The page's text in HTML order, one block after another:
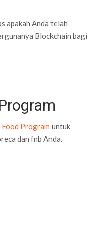
apakah Anda telah
Blockchain bagi
Food Program untuk
dan fnb Anda.